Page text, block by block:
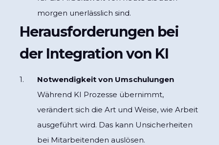
morgen unerlässlich sind.
Herausforderungen bei
der Integration von KI
Notwendigkeit von Umschulungen
Während KI Prozesse übernimmt,
verändert sich die Art und Weise, wie Arbeit
ausgeführt wird. Das kann Unsicherheiten
bei Mitarbeitenden auslösen.